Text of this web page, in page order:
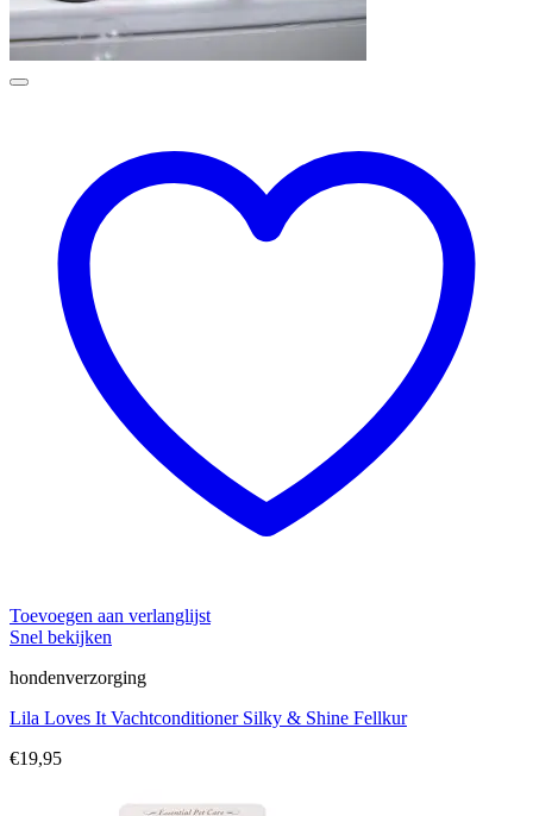
Toevoegen aan verlanglijst
Snel bekijken
hondenverzorging
Lila Loves It Vachtconditioner Silky & Shine Fellkur
€19,95